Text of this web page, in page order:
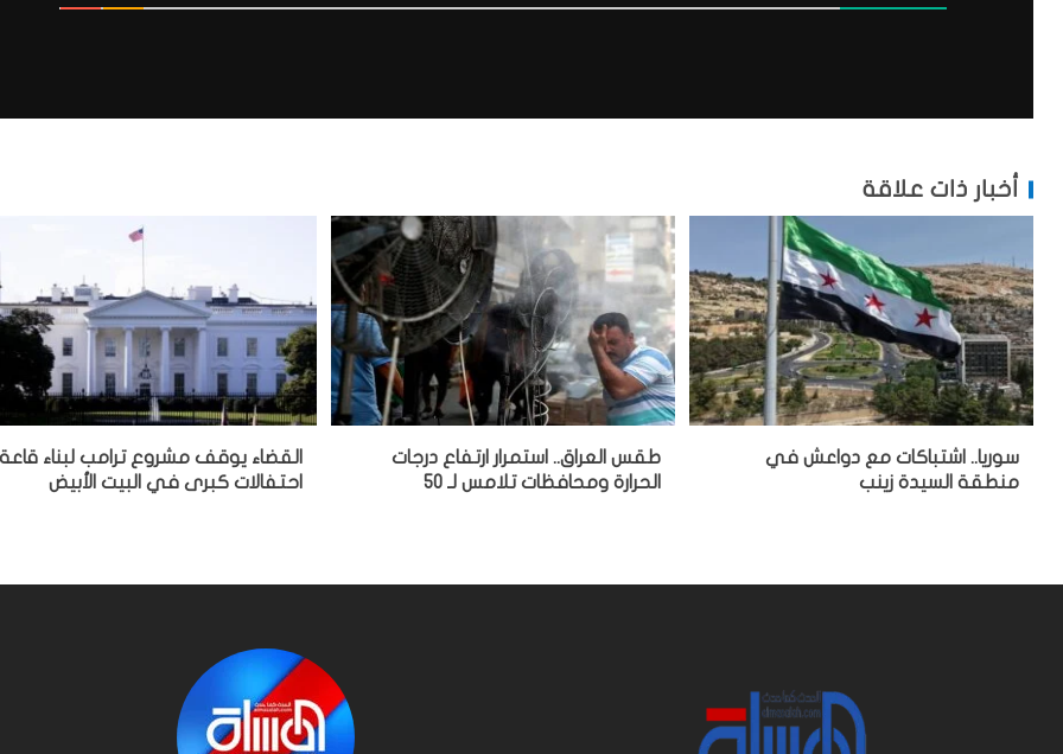
أخبار ذات علاقة
سوريا.. اشتباكات مع دواعش في
منطقة السيدة زينب
طقس العراق.. استمرار ارتفاع درجات
الحرارة ومحافظات تلامس لـ 50
القضاء يوقف مشروع ترامب لبناء قاعة
احتفالات كبرى في البيت الأبيض